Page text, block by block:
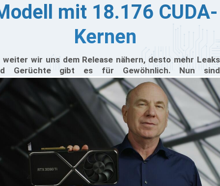
mit 18.176 CUDA-
Kernen
weiter wir uns dem Release nähern, desto mehr Leaks
Gerüchte gibt es für Gewöhnlich. Nun sind
zu einem vermeintlichen Flaggschiff der
40 Serie geleakt worden. Dieses soll auf AD102
und ein neues Board-Design PG137 im Gegensatz
für RTX 4090 haben.